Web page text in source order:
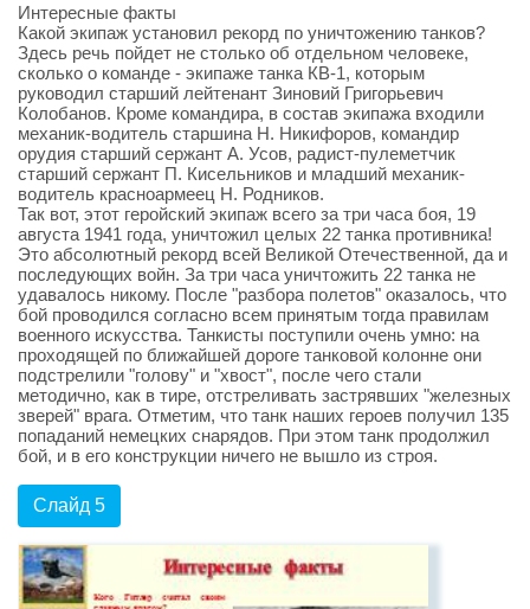
Интересные факты
Какой экипаж установил рекорд по уничтожению танков?
Здесь речь пойдет не столько об отдельном человеке,
сколько о команде - экипаже танка КВ-1, которым
руководил старший лейтенант Зиновий Григорьевич
Колобанов. Кроме командира, в состав экипажа входили
механик-водитель старшина Н. Никифоров, командир
орудия старший сержант А. Усов, радист-пулеметчик
старший сержант П. Кисельников и младший механик-
водитель красноармеец Н. Родников.
Так вот, этот геройский экипаж всего за три часа боя, 19
августа 1941 года, уничтожил целых 22 танка противника!
Это абсолютный рекорд всей Великой Отечественной, да и
последующих войн. За три часа уничтожить 22 танка не
удавалось никому. После "разбора полетов" оказалось, что
бой проводился согласно всем принятым тогда правилам
военного искусства. Танкисты поступили очень умно: на
проходящей по ближайшей дороге танковой колонне они
подстрелили "голову" и "хвост", после чего стали
методично, как в тире, отстреливать застрявших "железных
зверей" врага. Отметим, что танк наших героев получил 135
попаданий немецких снарядов. При этом танк продолжил
бой, и в его конструкции ничего не вышло из строя.
Слайд 5